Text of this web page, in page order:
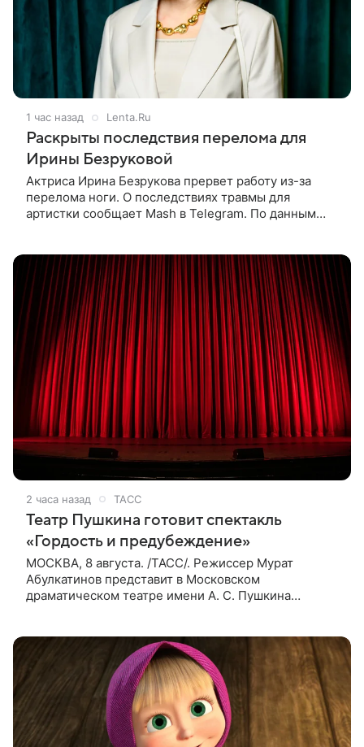
1 час назад Lenta.Ru
Раскрыты последствия перелома для
Ирины Безруковой
Актриса Ирина Безрукова прервет работу из-за
перелома ноги. О последствиях травмы для
артистки сообщает Mash в Telegram. По данным
2 часа назад ТАСС
Театр Пушкина готовит спектакль
«Гордость и предубеждение»
МОСКВА, 8 августа. /ТАСС/. Режиссер Мурат
Абулкатинов представит в Московском
драматическом театре имени А. С. Пушкина